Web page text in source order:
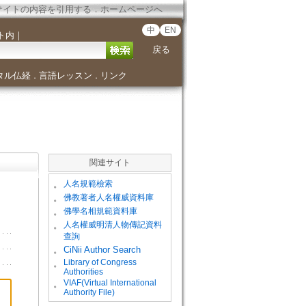
イトの内容を引用する．ホームページへ
内 ｜ 中 EN
戻る
ル仏経． 言語レッスン ． リンク
関連サイト
。 人名規範檢索
。 佛教著者人名權威資料庫
。 佛學名相規範資料庫
。
人名權威明清人物傳記資料
查詢
。
CiNii Author Search
。
Library of Congress
Authorities
。
VIAF(Virtual International
Authority File)